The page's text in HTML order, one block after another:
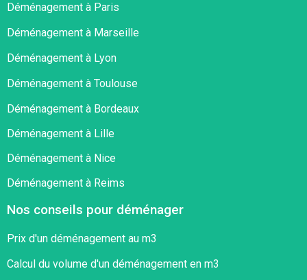
Déménagement à Paris
Déménagement à Marseille
Déménagement à Lyon
Déménagement à Toulouse
Déménagement à Bordeaux
Déménagement à Lille
Déménagement à Nice
Déménagement à Reims
Nos conseils pour déménager
Prix d'un déménagement au m3
Calcul du volume d'un déménagement en m3